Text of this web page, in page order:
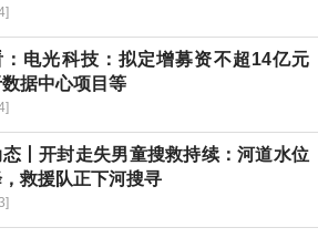
：电光科技：拟定增募资不超14亿元
数据中心项目等
丨开封走失男童搜救持续：河道水位
救援队正下河搜寻